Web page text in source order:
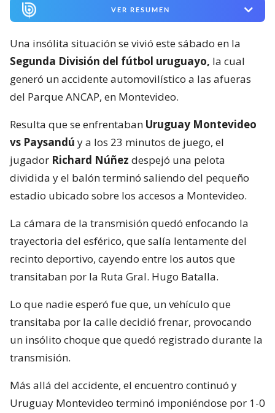
VER RESUMEN
Una insólita situación se vivió este sábado en la
Segunda División del fútbol uruguayo, la cual
generó un accidente automovilístico a las afueras
del Parque ANCAP, en Montevideo.
Resulta que se enfrentaban Uruguay Montevideo
vs Paysandú y a los 23 minutos de juego, el
jugador Richard Núñez despejó una pelota
dividida y el balón terminó saliendo del pequeño
estadio ubicado sobre los accesos a Montevideo.
La cámara de la transmisión quedó enfocando la
trayectoria del esférico, que salía lentamente del
recinto deportivo, cayendo entre los autos que
transitaban por la Ruta Gral. Hugo Batalla.
Lo que nadie esperó fue que, un vehículo que
transitaba por la calle decidió frenar, provocando
un insólito choque que quedó registrado durante la
transmisión.
Más allá del accidente, el encuentro continuó y
Uruguay Montevideo terminó imponiéndose por 1-0